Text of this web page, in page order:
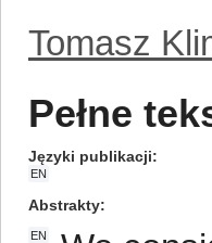
Tomasz
Pełne
Języki publikacji
EN
Abstrakty
EN